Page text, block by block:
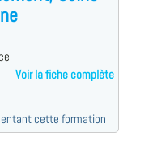
Voir la fiche complète
cette formation